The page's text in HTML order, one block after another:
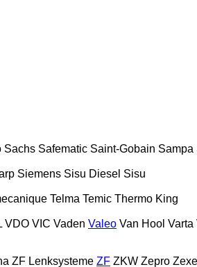
Sachs Safematic Saint-Gobain Sampa
Siemens Sisu Diesel Sisu
Telma Temic Thermo King
VDO VIC Vaden Valeo Van Hool Varta
ZF Lenksysteme ZF ZKW Zepro Zexel